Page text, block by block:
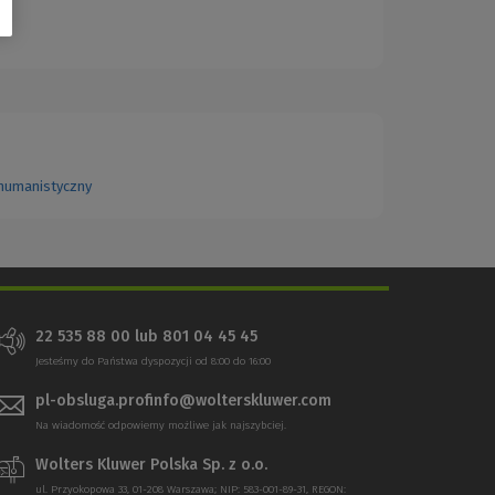
22 535 88 00 lub 801 04 45 45
Jesteśmy do Państwa dyspozycji od 8:00 do 16:00
pl-obsluga.profinfo@wolterskluwer.com
Na wiadomość odpowiemy możliwe jak najszybciej.
Wolters Kluwer Polska Sp. z o.o.
ul. Przyokopowa 33, 01-208 Warszawa; NIP: 583-001-89-31, REGON: